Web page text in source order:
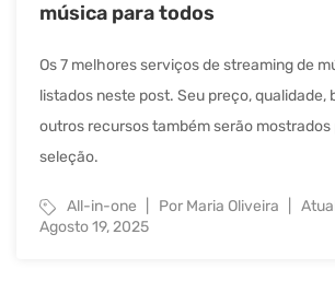
música para todos
Os 7 melhores serviços de streaming de
listados neste post. Seu preço, qualidade,
outros recursos também serão mostrados
seleção.
All-in-one Por Maria Oliveira
Agosto 19, 2025